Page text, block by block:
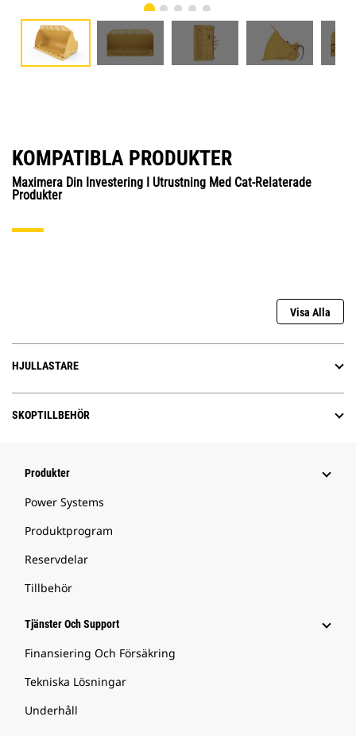
KOMPATIBLA PRODUKTER
Maximera Din Investering I Utrustning Med Cat-Relaterade
Produkter
Visa Alla
HJULLASTARE
SKOPTILLBEHÖR
Produkter
Power Systems
Produktprogram
Reservdelar
Tillbehör
Tjänster Och Support
Finansiering Och Försäkring
Tekniska Lösningar
Underhåll